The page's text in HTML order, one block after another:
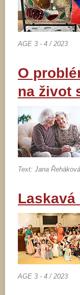
AGE 3 - 4 / 2023
O
na život
Text: Jana
AGE 3 - 4 / 2023